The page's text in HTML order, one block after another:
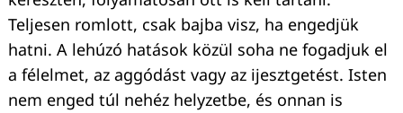
Teljesen romlott, csak bajba visz, ha engedjük
hatni. A lehúzó hatások közül soha ne fogadjuk el
a félelmet, az aggódást vagy az ijesztgetést. Isten
nem enged túl nehéz helyzetbe, és onnan is